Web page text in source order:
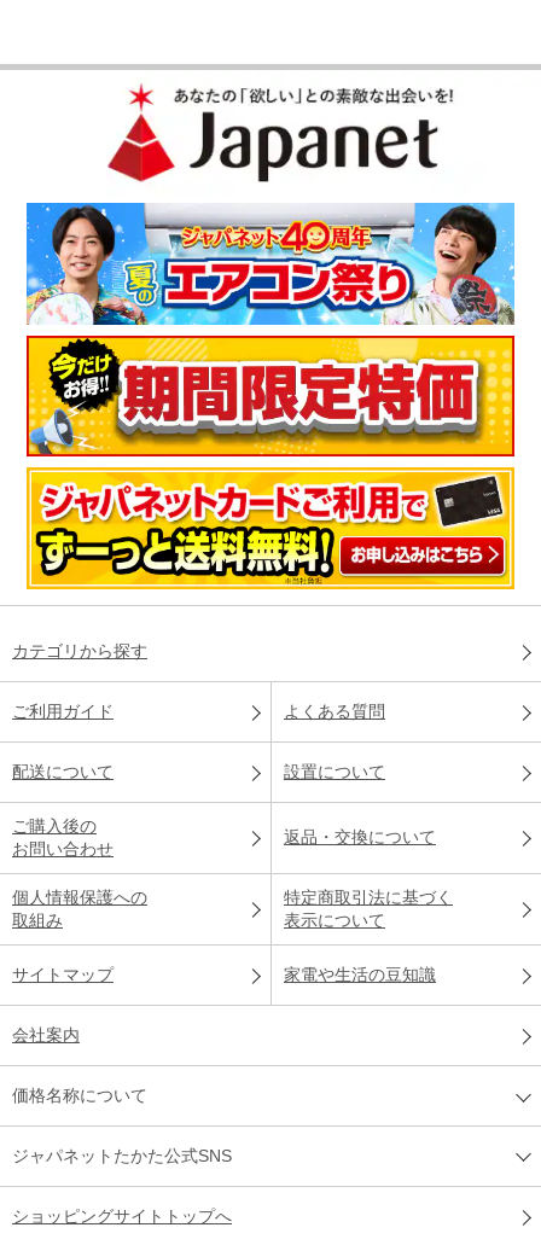
カテゴリから探す
ご利用ガイド よくある質問
配送について 設置について
ご購入後の
お問い合わせ
返品・交換について
個人情報保護への
取組み
特定商取引法に基づく
表示について
サイトマップ 家電や生活の豆知識
会社案内
価格名称について
ジャパネットたかた公式SNS
ショッピングサイトトップへ